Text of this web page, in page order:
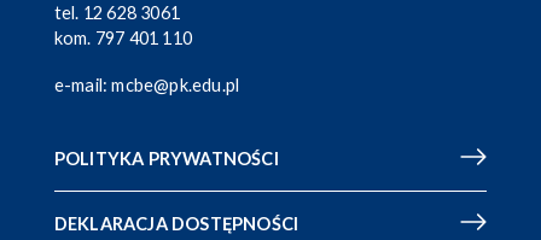
tel. 12 628 3061
kom. 797 401 110
e-mail:mcbe@pk.edu.pl
POLITYKA PRYWATNOŚCI
DEKLARACJA DOSTĘPNOŚCI